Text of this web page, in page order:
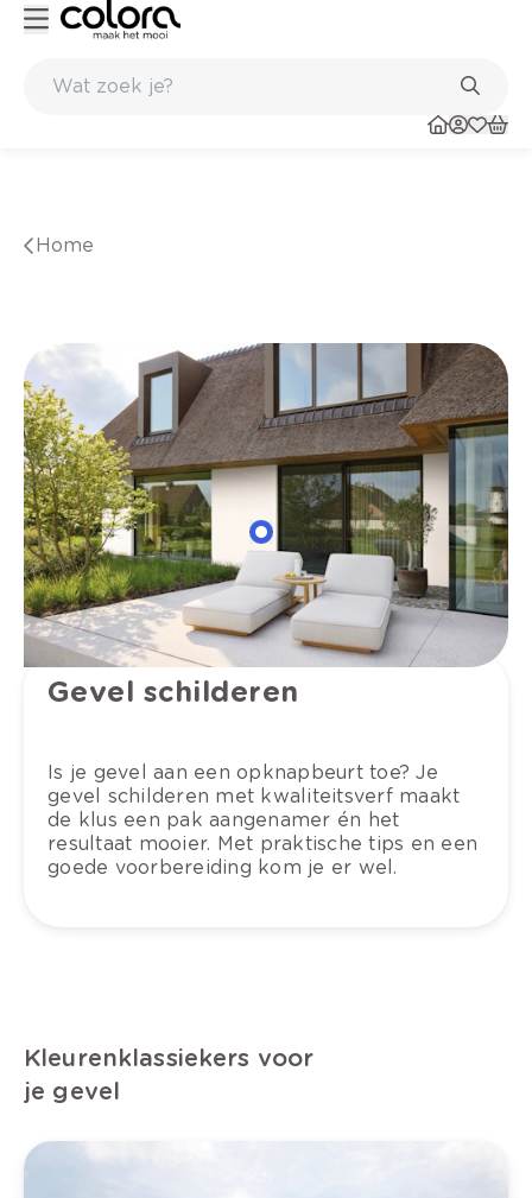
Home
Gevel schilderen
Is je gevel aan een opknapbeurt toe? Je
gevel schilderen met kwaliteitsverf maakt
de klus een pak aangenamer én het
resultaat mooier. Met praktische tips en een
goede voorbereiding kom je er wel.
Kleurenklassiekers voor
je gevel